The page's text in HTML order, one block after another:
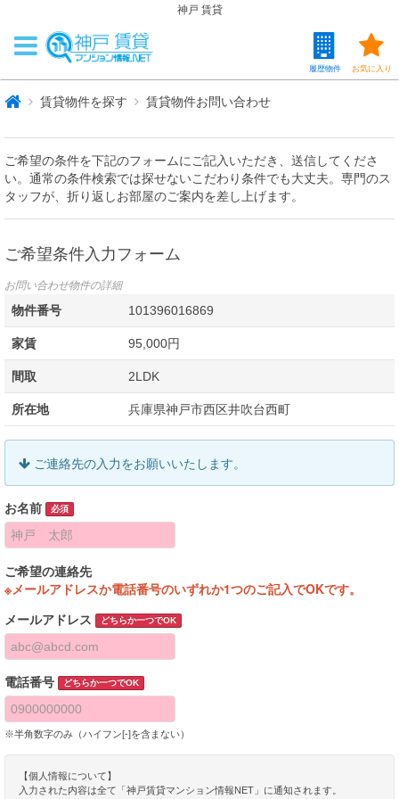
神戸 賃貸
お気に入り
履歴物件
賃貸物件を探す 賃貸物件お問い合わせ
ご希望の条件を下記のフォームにご記入いただき、送信してくださ
い。通常の条件検索では探せないこだわり条件でも大丈夫。専門のス
タッフが、折り返しお部屋のご案内を差し上げます。
ご希望条件入力フォーム
お問い合わせ物件の詳細
物件番号 101396016869
家賃 95,000円
間取 2LDK
所在地 兵庫県神戸市西区井吹台西町
ご連絡先の入力をお願いいたします。
お名前 必須
ご希望の連絡先
※メールアドレスか電話番号のいずれか1つのご記入でOKです。
メールアドレス どちらか一つでOK
電話番号 どちらか一つでOK
※半角数字のみ（ハイフン[-]を含まない）
【個人情報について】
入力された内容は全て「神戸賃貸マンション情報NET」に通知されます。